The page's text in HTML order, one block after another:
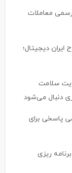
رسمی معاملات
در طرح ایران دیجیتال؛
سلامت
دنبال می‌شود
پاسخی برای
ریزی